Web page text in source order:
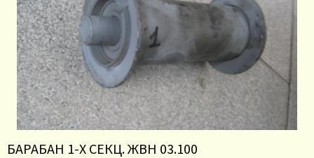
БАРАБАН 1-Х СЕКЦ. ЖВН 03.100